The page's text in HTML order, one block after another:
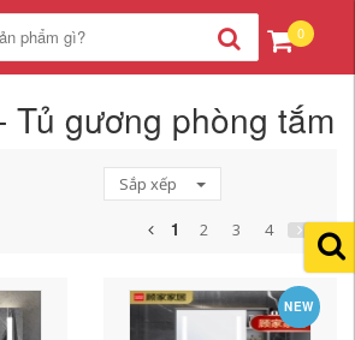
0
Tủ gương phòng tắm
Sắp xếp
1 2 3 4
NEW